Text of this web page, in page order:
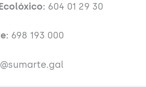
604 01 29 30
698 193 000